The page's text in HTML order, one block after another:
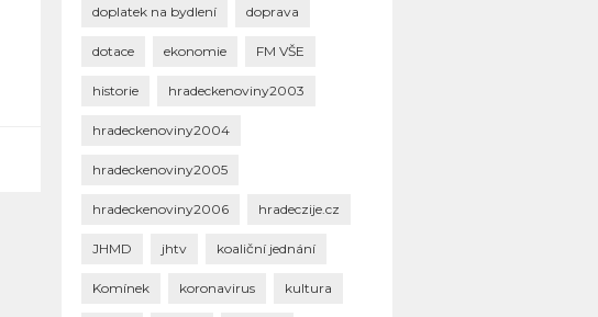
doplatek na bydlení doprava
dotace ekonomie FM VŠE
historie hradeckenoviny2003
hradeckenoviny2004
hradeckenoviny2005
hradeckenoviny2006 hradeczije.cz
JHMD jhtv koaliční jednání
Komínek koronavirus kultura